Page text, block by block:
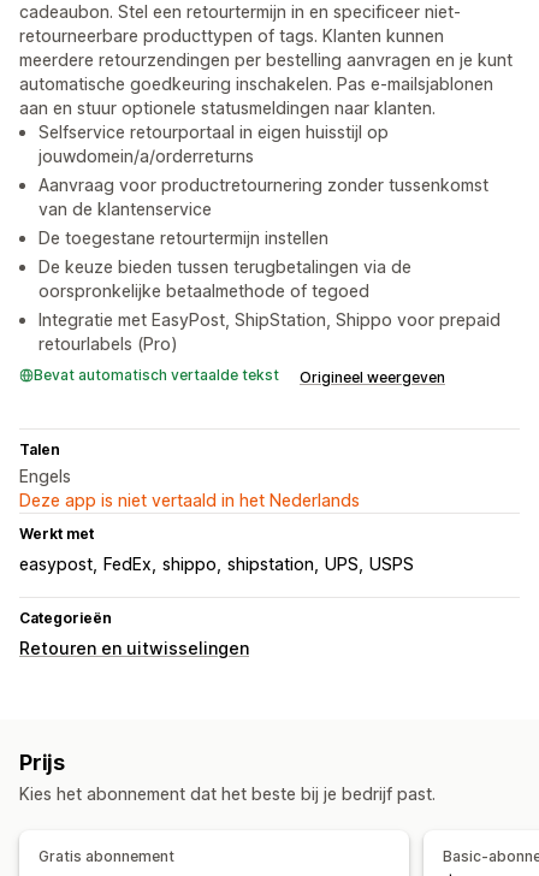
cadeaubon. Stel een retourtermijn in en specificeer niet-
retourneerbare producttypen of tags. Klanten kunnen
meerdere retourzendingen per bestelling aanvragen en je kunt
automatische goedkeuring inschakelen. Pas e-mailsjablonen
aan en stuur optionele statusmeldingen naar klanten.
Selfservice retourportaal in eigen huisstijl op
jouwdomein/a/orderreturns
Aanvraag voor productretournering zonder tussenkomst
van de klantenservice
De toegestane retourtermijn instellen
De keuze bieden tussen terugbetalingen via de
oorspronkelijke betaalmethode of tegoed
Integratie met EasyPost, ShipStation, Shippo voor prepaid
retourlabels (Pro)
Bevat automatisch vertaalde tekst Origineel weergeven
Talen
Engels
Deze app is niet vertaald in het Nederlands
Werkt met
easypost FedEx shippo shipstation UPS USPS
Categorieën
Retouren en uitwisselingen
Prijs
Kies het abonnement dat het beste bij je bedrijf past.
Gratis abonnement Basic-